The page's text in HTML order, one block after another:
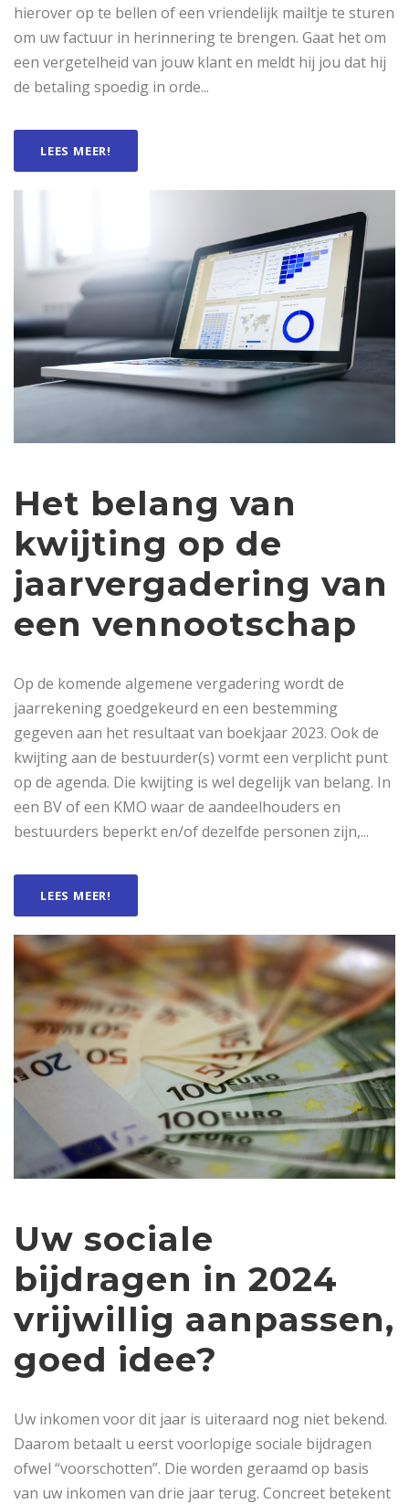
hierover op te bellen of een vriendelijk mailtje te sturen
om uw factuur in herinnering te brengen. Gaat het om
een vergetelheid van jouw klant en meldt hij jou dat hij
de betaling spoedig in orde...
LEES MEER!
Het belang van
kwijting op de
jaarvergadering van
een vennootschap
Op de komende algemene vergadering wordt de
jaarrekening goedgekeurd en een bestemming
gegeven aan het resultaat van boekjaar 2023. Ook de
kwijting aan de bestuurder(s) vormt een verplicht punt
op de agenda. Die kwijting is wel degelijk van belang. In
een BV of een KMO waar de aandeelhouders en
bestuurders beperkt en/of dezelfde personen zijn,...
LEES MEER!
Uw sociale
bijdragen in 2024
vrijwillig aanpassen,
goed idee?
Uw inkomen voor dit jaar is uiteraard nog niet bekend.
Daarom betaalt u eerst voorlopige sociale bijdragen
ofwel “voorschotten”. Die worden geraamd op basis
van uw inkomen van drie jaar terug. Concreet betekent